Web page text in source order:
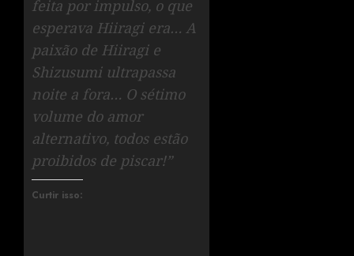
feita por impulso, o que
esperava Hiiragi era… A
paixão de Hiiragi e
Shizusumi ultrapassa
noite a fora… O sétimo
volume do amor
alternativo, todos estão
proibidos de piscar!”
Curtir isso: